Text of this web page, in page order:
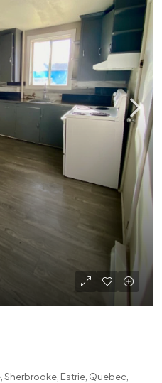
Estrie, Quebec,